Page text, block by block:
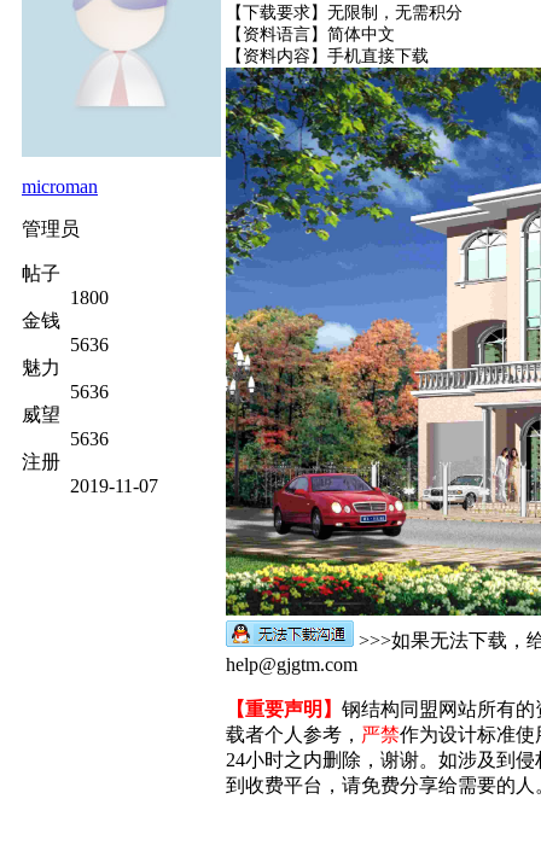
microman
管理员
帖子
1800
金钱
5636
魅力
5636
威望
5636
注册
2019-11-07
【下载要求】无限制，无需积分
【资料语言】简体中文
【资料内容】 手机直接下载
>>>如果无法下载，
help@gjgtm.com
【重要声明】 钢结构同盟网站所有
载者个人参考， 严禁作为设计标准
24小时之内删除，谢谢。如涉及到
到收费平台，请免费分享给需要的人